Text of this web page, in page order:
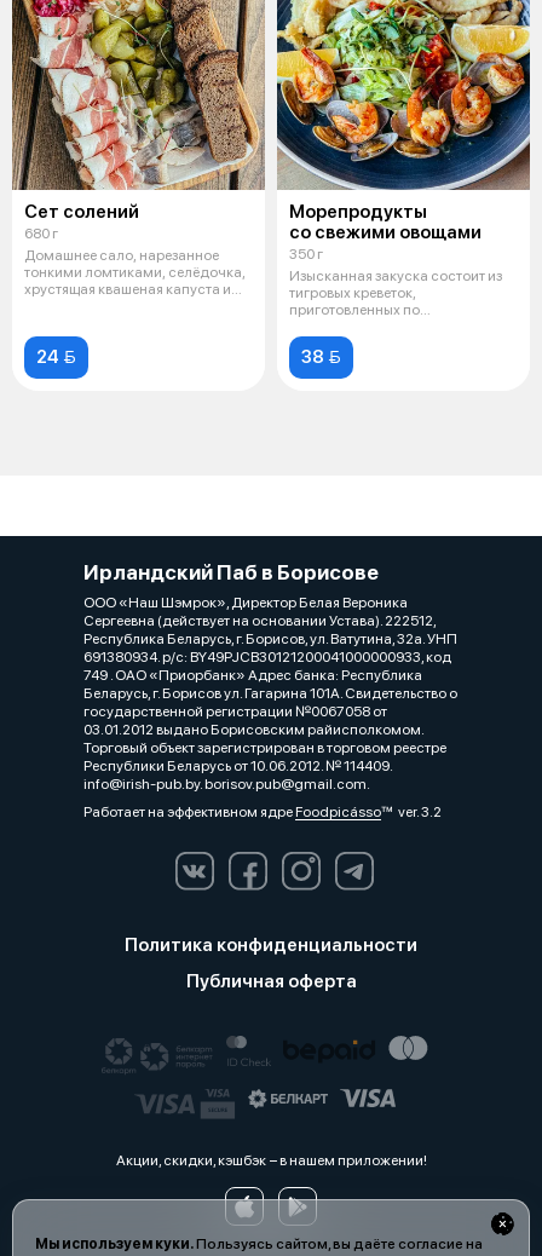
Сет солений
680 г
Домашнее сало, нарезанное
тонкими ломтиками, селёдочка,
хрустящая квашеная капуста и
24 
Морепродукты
со свежими овощами
350 г
Изысканная закуска состоит из
тигровых креветок,
приготовленных по
38 
Мы используем куки.Пользуясь сайтом, вы даёте согласие на
Ирландский Паб в Борисове
ООО «Наш Шэмрок», Директор Белая Вероника
Сергеевна (действует на основании Устава). 222512,
Республика Беларусь, г. Борисов, ул. Ватутина, 32а. УНП
691380934. р/с: BY49PJCB30121200041000000933, код
749 . ОАО «Приорбанк» Адрес банка: Республика
Беларусь, г. Борисов ул. Гагарина 101А. Свидетельство о
государственной регистрации №0067058 от
03.01.2012 выдано Борисовским райисполкомом.
Торговый объект зарегистрирован в торговом реестре
Республики Беларусь от 10.06.2012. № 114409.
info@irish-pub.by. borisov.pub@gmail.com.
Работает на эффективном ядреFoodpicássover. 3.2
Политика конфиденциальности
Публичная оферта
Акции, скидки, кэшбэк − в нашем приложении!